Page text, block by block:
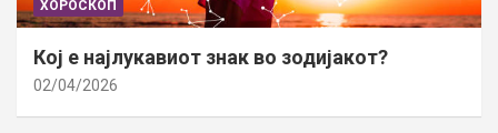
ХОРОСКОП
Кој е најлукавиот знак во зодијакот?
02/04/2026